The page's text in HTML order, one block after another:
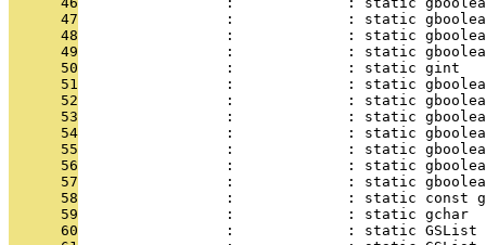
      47
:             : static
      48
:             : static
      49
:             : static
      50
:             : static gint
      51
:             : static
      52
:             : static
      53
:             : static
      54
:             : static
      55
:             : static
      56
:             : static
      57
:             : static
      58
:             : static const
      59
:             : static gchar
      60
:             : static GSList